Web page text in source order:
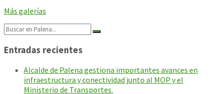
Más galerías
Search:
Entradas recientes
Alcalde de Palena gestiona importantes avances en
infraestructura y conectividad junto al MOP y el
Ministerio de Transportes.